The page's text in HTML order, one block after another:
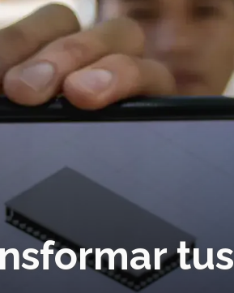
tus